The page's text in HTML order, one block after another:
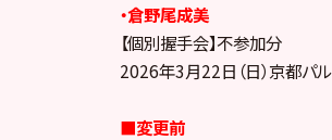
・倉野尾成美
【個別握手会】不参加分
2026年3月22日（日）京都パ
■変更前